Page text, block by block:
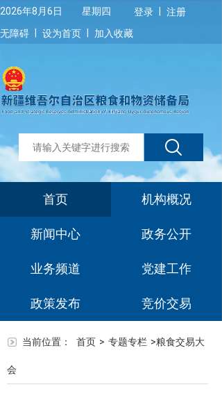
2026年8月6日 星期四 登录
注册
无障碍
设为首页 加入收藏
首页 机构概况
新闻中心 政务公开
业务频道 党建工作
政策发布 竞价交易
当前位置： 首页 > 专题专栏 >粮食交易大
会